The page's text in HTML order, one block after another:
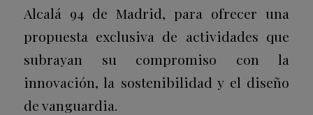
Alcalá 94 de Madrid, para ofrecer una
propuesta exclusiva de actividades que
subrayan su compromiso con la
innovación, la sostenibilidad y el diseño
de vanguardia.